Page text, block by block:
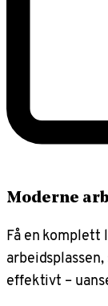
Moderne
Få en komplett
effektivt –